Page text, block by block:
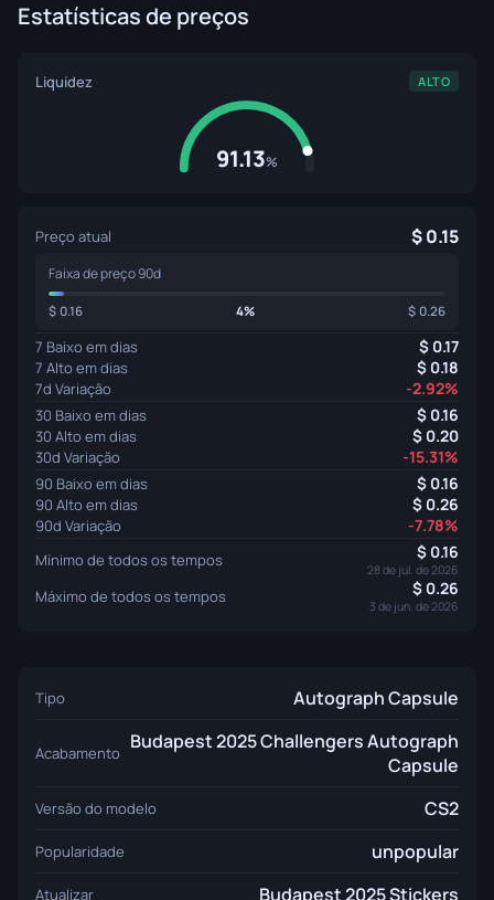
Estatísticas de preços
Liquidez ALTO
91.13%
Preço atual 0.15
Faixa de preço 90d
0.16 4% 0.26
7 Baixo em dias 0.17
7 Alto em dias 0.18
7d Variação -2.92%
30 Baixo em dias 0.16
30 Alto em dias 0.20
30d Variação -15.31%
90 Baixo em dias 0.16
90 Alto em dias 0.26
90d Variação -7.78%
Mínimo de todos os tempos 0.16
28 de jul. de 2026
Máximo de todos os tempos 0.26
3 de jun. de 2026
Tipo Autograph Capsule
Acabamento
Budapest 2025 Challengers Autograph
Capsule
Versão do modelo CS2
Popularidade unpopular
Atualizar Budapest 2025 Stickers